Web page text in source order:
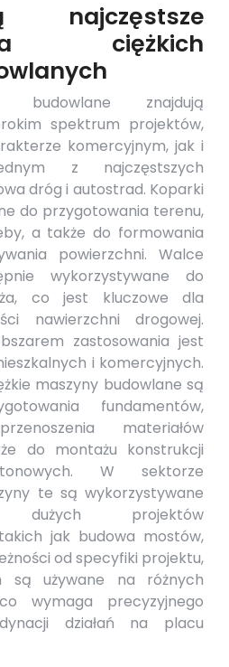
ciężkich
budowlane znajdują
spektrum projektów,
komercyjnym, jak i
z najczęstszych
dróg i autostrad. Koparki
do przygotowania terenu,
a także do formowania
powierzchni. Walce
wykorzystywane do
co jest kluczowe dla
nawierzchni drogowej.
zastosowania jest
i komercyjnych.
maszyny budowlane są
fundamentów,
materiałów
do montażu konstrukcji
W sektorze
te są wykorzystywane
projektów
jak budowa mostów,
od specyfiki projektu,
są używane na różnych
wymaga precyzyjnego
działań na placu